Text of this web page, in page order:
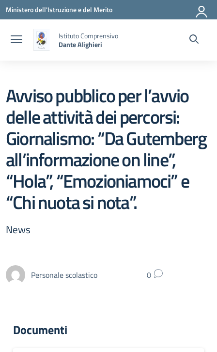
Vai ai contenuti
Vai al menu di navigazione
Vai al footer
Ministero dell'Istruzione e del Merito
Istituto Comprensivo
Dante Alighieri
Avviso pubblico per l’avvio
delle attività dei percorsi:
Giornalismo: “Da Gutemberg
all’informazione on line”,
“Hola”, “Emozioniamoci” e
“Chi nuota si nota”.
News
Personale scolastico 0
Documenti